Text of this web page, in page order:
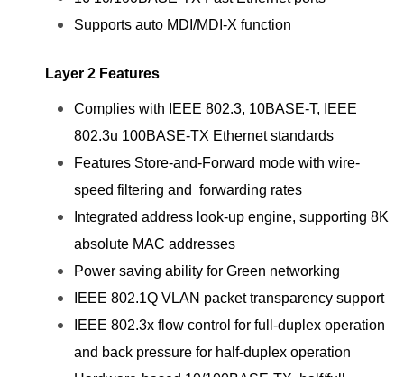
Supports auto MDI/MDI-X function
Layer 2 Features
Complies with IEEE 802.3, 10BASE-T, IEEE
802.3u 100BASE-TX Ethernet standards
Features Store-and-Forward mode with wire-
speed filtering and forwarding rates
Integrated address look-up engine, supporting 8K
absolute MAC addresses
Power saving ability for Green networking
IEEE 802.1Q VLAN packet transparency support
IEEE 802.3x flow control for full-duplex operation
and back pressure for half-duplex operation